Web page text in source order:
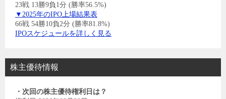
23戦 13勝9負1分 (勝率56.5%)
▼2025年のIPO上場結果表
66戦 54勝10負2分 (勝率81.8%)
IPOスケジュールを詳しく見る
株主優待情報
・次回の株主優待権利日は？